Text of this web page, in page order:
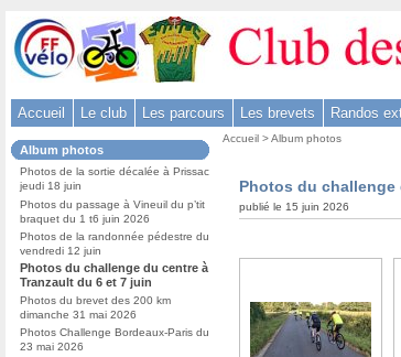
Accueil Le club Les parcours Les brevets Randos
Dans
la
rubrique
:
Album photos
Photos de la sortie décalée à Prissac
jeudi 18 juin
Photos du passage à Vineuil du p’tit
braquet du 1 t6 juin 2026
Photos de la randonnée pédestre du
vendredi 12 juin
Photos du challenge du centre à
Tranzault du 6 et 7 juin
Photos du brevet des 200 km
dimanche 31 mai 2026
Photos Challenge Bordeaux-Paris du
23 mai 2026
Vous
Accueil >Album photos
Photos du challenge
publié le 15 juin 2026